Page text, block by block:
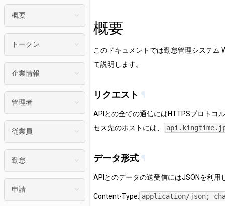
概要
リクエスト
日時表現
追加用のプロパティ
Optionalのプロパティ
アクセストークン
レート制限
トークン
アクセストークン
利用停止
有効確認
企業情報
企業情報データ
管理者
管理者データ
従業員
従業員データ
従業員指定
勤怠
日別勤怠データ
申請
概要
このドキュメントでは勤怠管理システム
て説明します。
リクエスト ¶
APIとの全ての通信にはHTTPSプロトコ
セス先のホストには、
データ形式 ¶
APIとのデータの送受信にはJSONを利用
Content-Type: application/json;